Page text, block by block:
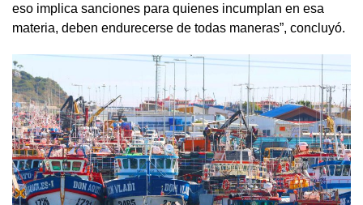
eso implica sanciones para quienes incumplan en esa
materia, deben endurecerse de todas maneras”, concluyó.